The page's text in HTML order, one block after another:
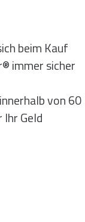
beim Kauf
immer sicher
von 60
Geld